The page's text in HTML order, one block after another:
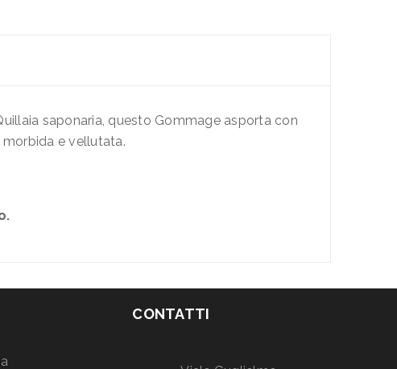
saponaria, questo Gommage asporta con
e vellutata.
CONTATTI